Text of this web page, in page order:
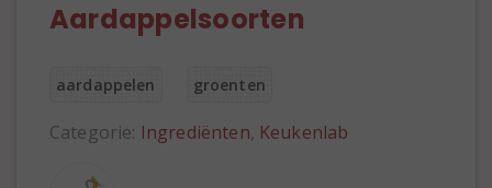
Aardappelsoorten
aardappelen groenten
Categorie: Ingrediënten, Keukenlab